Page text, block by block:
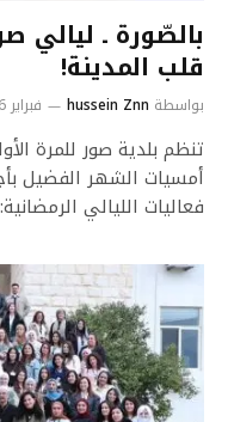
بالصّورة ـ ليالي
قلب المدينة!
بواسطة hussein Znn فبراير 16, 2026
تنظم بلدية صور للمرة
أمسيات الشهر الفضيل
فعاليات الليالي